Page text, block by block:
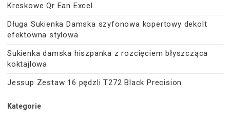
Kreskowe Qr Ean Excel
Długa Sukienka Damska szyfonowa kopertowy dekolt
efektowna stylowa
Sukienka damska hiszpanka z rozcięciem błyszcząca
koktajlowa
Jessup Zestaw 16 pędzli T272 Black Precision
Kategorie